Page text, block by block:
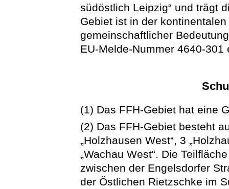
südöstlich Leipzig“ und trägt
Gebiet ist in der
gemeinschaftlicher
EU-Melde-Nummer 4640-301
(1) Das FFH-Gebiet hat eine
(2) Das FFH-Gebiet besteht
„Holzhausen West“, 3
„Wachau West“. Die
zwischen der Engelsdorfer
der Östlichen Rietzschke im